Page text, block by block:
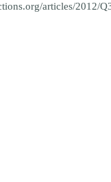
articles/2012/